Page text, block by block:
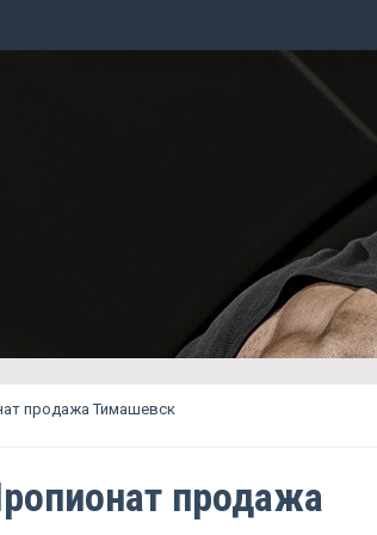
продажа Тимашевск
продажа